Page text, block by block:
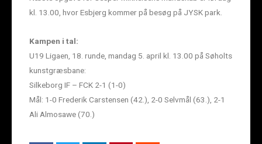
kl. 13.00, hvor Esbjerg kommer på besøg på JYSK park.
Kampen i tal:
U19 Ligaen, 18. runde, mandag 5. april kl. 13.00 på Søholts
kunstgræsbane:
Silkeborg IF – FCK 2-1 (1-0)
Mål: 1-0 Frederik Carstensen (42.), 2-0 Selvmål (63.), 2-1
Ali Almosawe (70.)